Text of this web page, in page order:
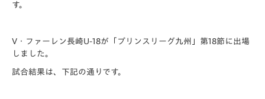
す。
V・ファーレン長崎U-18が「プリンスリーグ九州」第18節に出場
しました。
試合結果は、下記の通りです。